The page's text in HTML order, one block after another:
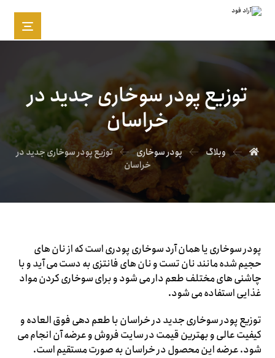
توزیع پودر سوخاری جدید در
خراسان
وبلاگ پودر سوخاری
توزیع پودر سوخاری جدید در
خراسان
پودر سوخاری یا همان آرد سوخاری پودری است که از نان های
حجیم شده مانند نان تست و نان های فانتزی به دست می آید و با
چاشنی های مختلف طعم دار می شود و برای سوخاری کردن مواد
غذایی استفاده می شود.
توزیع پودر سوخاری جدید در خراسان با طعم دهی فوق العاده و
کیفیت عالی و بهترین قیمت در سایت فروش و عرضه آن انجام می
شود. عرضه این محصول در خراسان به صورت مستقیم است.